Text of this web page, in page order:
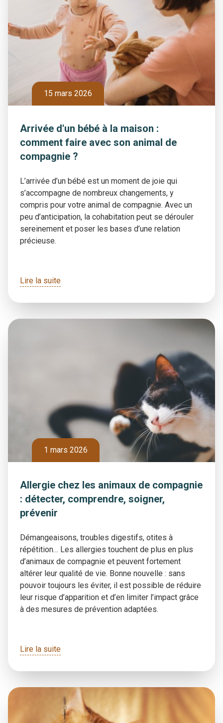
15 mars 2026
Arrivée d'un bébé à la maison :
comment faire avec son animal de
compagnie ?
L’arrivée d’un bébé est un moment de joie qui
s’accompagne de nombreux changements, y
compris pour votre animal de compagnie. Avec un
peu d’anticipation, la cohabitation peut se dérouler
sereinement et poser les bases d’une relation
précieuse.
Lire la suite
1 mars 2026
Allergie chez les animaux de compagnie
: détecter, comprendre, soigner,
prévenir
Démangeaisons, troubles digestifs, otites à
répétition… Les allergies touchent de plus en plus
d’animaux de compagnie et peuvent fortement
altérer leur qualité de vie. Bonne nouvelle : sans
pouvoir toujours les éviter, il est possible de réduire
leur risque d’apparition et d’en limiter l’impact grâce
à des mesures de prévention adaptées.
Lire la suite